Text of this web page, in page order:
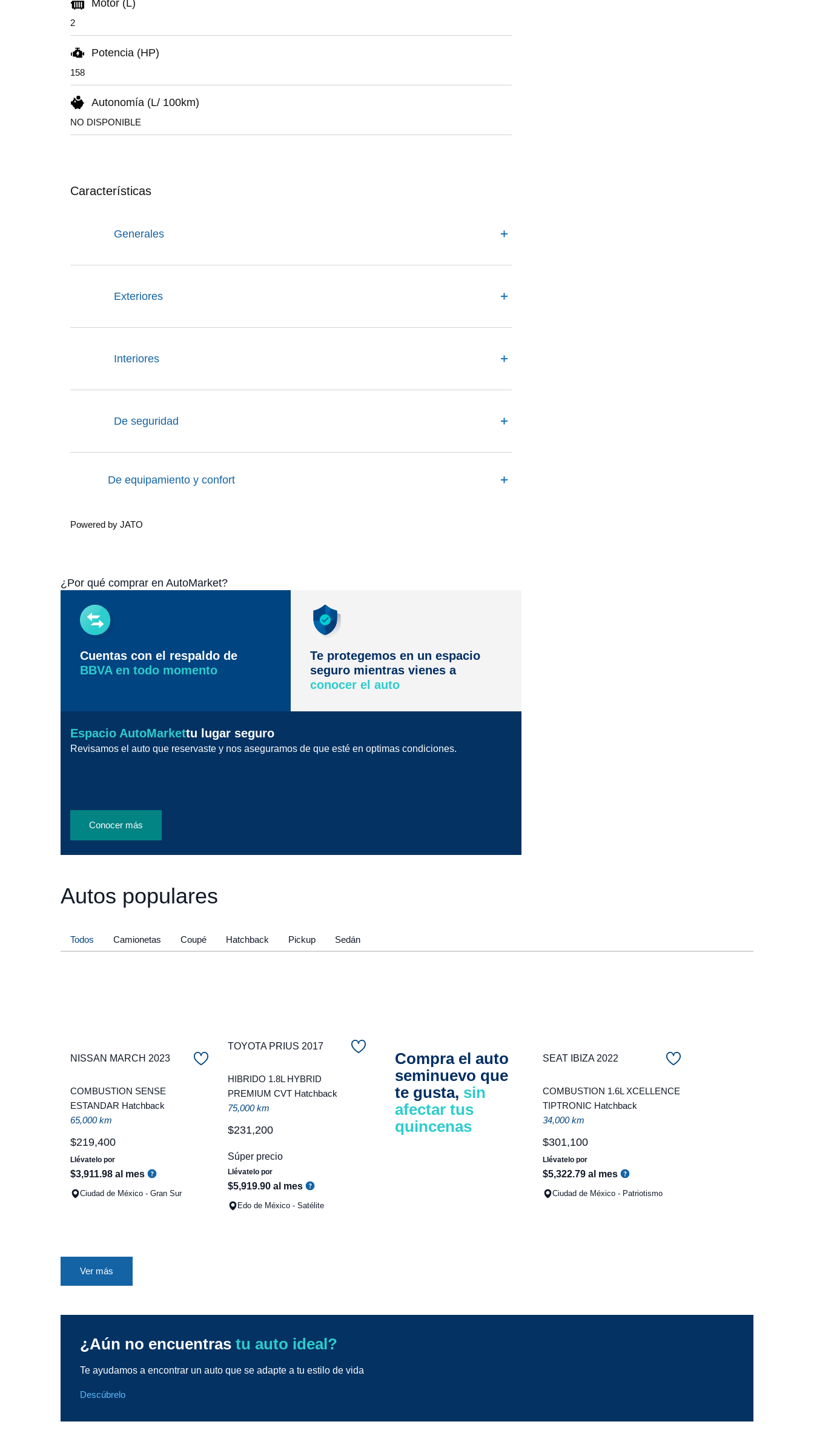
Motor (L)
2
Potencia (HP)
158
Autonomía (L/ 100km)
NO DISPONIBLE
Características
Generales
Exteriores
Interiores
De seguridad
De equipamiento y confort
Powered by JATO
¿Por qué comprar en AutoMarket?
Cuentas con el respaldo de
BBVA en todo momento
Te protegemos en un espacio
seguro mientras vienes a
conocer el auto
Espacio AutoMarkettu lugar seguro
Revisamos el auto que reservaste y nos aseguramos de que esté en optimas condiciones.
Conocer más
Autos populares
Todos Camionetas Coupé Hatchback Pickup Sedán
NISSAN MARCH 2023
COMBUSTION SENSE
ESTANDAR Hatchback
65,000 km
$219,400
Llévatelo por
$3,911.98 al mes
Ciudad de México - Gran Sur
TOYOTA PRIUS 2017
HIBRIDO 1.8L HYBRID
PREMIUM CVT Hatchback
75,000 km
$231,200
Súper precio
Llévatelo por
$5,919.90 al mes
Edo de México - Satélite
Compra el auto
seminuevo que
te gusta, sin
afectar tus
quincenas
SEAT IBIZA 2022
COMBUSTION 1.6L XCELLENCE
TIPTRONIC Hatchback
34,000 km
$301,100
Llévatelo por
$5,322.79 al mes
Ciudad de México - Patriotismo
Ver más
¿Aún no encuentras tu auto ideal?
Te ayudamos a encontrar un auto que se adapte a tu estilo de vida
Descúbrelo